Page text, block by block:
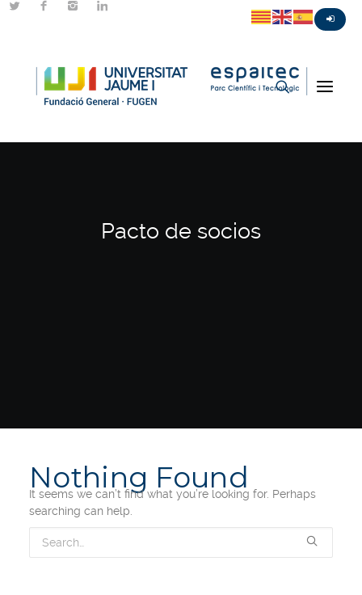
Pacto de socios
Nothing Found
It seems we can’t find what you’re looking for. Perhaps
searching can help.